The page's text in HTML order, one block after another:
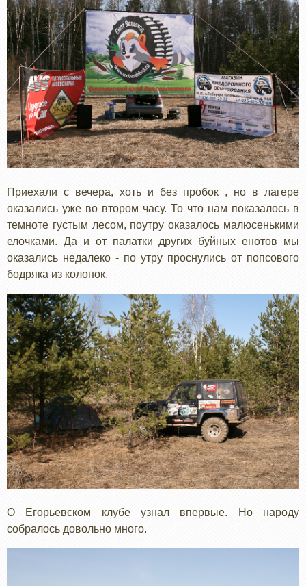
Приехали с вечера, хоть и без пробок , но в лагере
оказались уже во втором часу. То что нам показалось в
темноте густым лесом, поутру оказалось малюсенькими
елочками. Да и от палатки других буйных енотов мы
оказались недалеко - по утру проснулись от попсового
бодряка из колонок.
О Егорьевском клубе узнал впервые. Но народу
собралось довольно много.